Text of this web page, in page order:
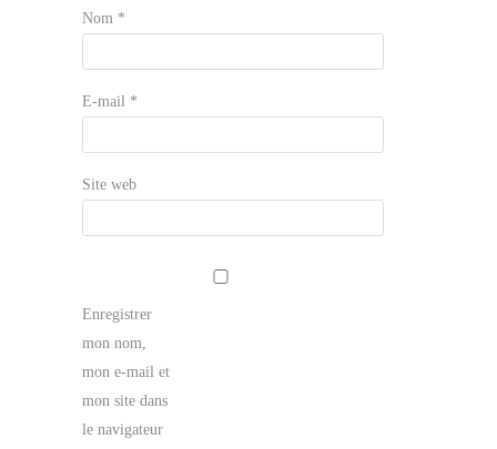
Nom *
E-mail *
Site web
Enregistrer
mon nom,
mon e-mail et
mon site dans
le navigateur